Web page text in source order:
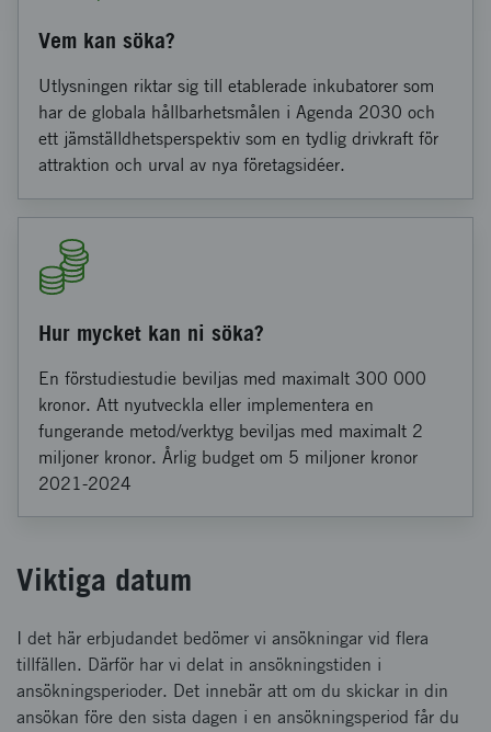
Vem kan söka?
Utlysningen riktar sig till etablerade inkubatorer som
har de globala hållbarhetsmålen i Agenda 2030 och
ett jämställdhetsperspektiv som en tydlig drivkraft för
attraktion och urval av nya företagsidéer.
Hur mycket kan ni söka?
En förstudiestudie beviljas med maximalt 300 000
kronor. Att nyutveckla eller implementera en
fungerande metod/verktyg beviljas med maximalt 2
miljoner kronor. Årlig budget om 5 miljoner kronor
2021-2024
Viktiga datum
I det här erbjudandet bedömer vi ansökningar vid flera
tillfällen. Därför har vi delat in ansökningstiden i
ansökningsperioder. Det innebär att om du skickar in din
ansökan före den sista dagen i en ansökningsperiod får du